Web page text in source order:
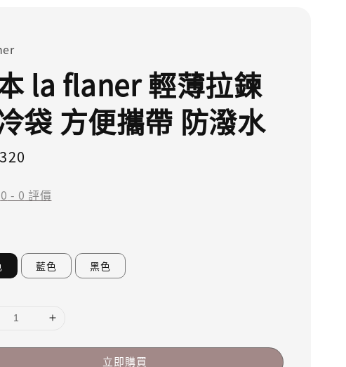
la flaner 輕薄拉鍊
袋 方便攜帶 防潑水
0 - 0 評價
藍色 黑色
立即購買